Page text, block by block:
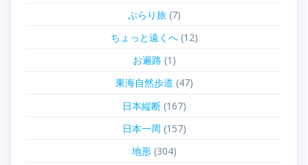
ぶらり旅(7)
ちょっと遠くへ(12)
お遍路 (1)
東海自然歩道 (47)
日本縦断(167)
日本一周 (157)
地形(304)